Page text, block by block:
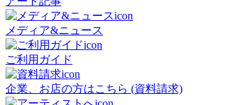
メディア&ニュース
ご利用ガイド
企業、お店の方はこちら (資料請求)